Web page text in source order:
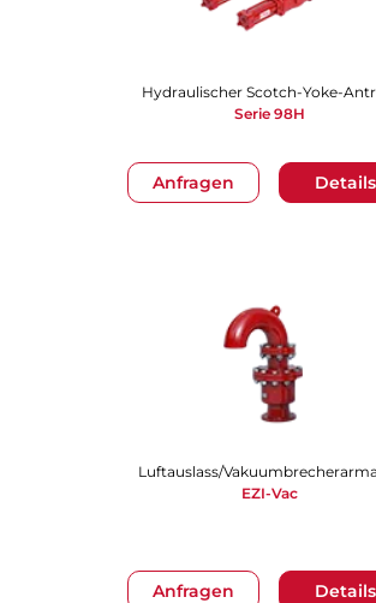
Anfragen Details
Hydraulischer Scotch-Yoke-
Serie 98H
Anfragen Details
Luftauslass/
EZI-Vac